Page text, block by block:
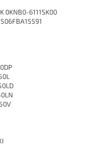
0KNB0-6111SK00